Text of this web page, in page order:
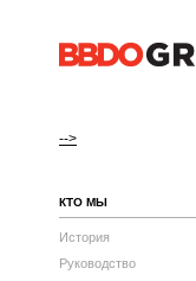
-->
КТО МЫ
История
Руководство